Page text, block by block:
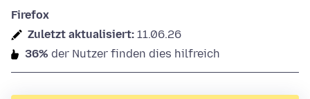
Firefox
Zuletzt aktualisiert: 11.06.26
36% der Nutzer finden dies hilfreich